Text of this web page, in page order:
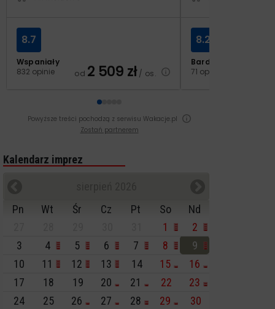
Wspaniały
832 opinie
8.7
od 2 509 zł/ os.
Bardzo dobry
71 opinii
8.2
Powyższe treści pochodzą z serwisu Wakacje.pl
Zostań partnerem
Kalendarz imprez
Pn
Wt Śr Cz Pt So
Nd
1
2
3
4 5 6 7 8
9
10
11 12 13 14 15
16
17
18 19 20 21 22
23
24
25 26 27 28 29
30